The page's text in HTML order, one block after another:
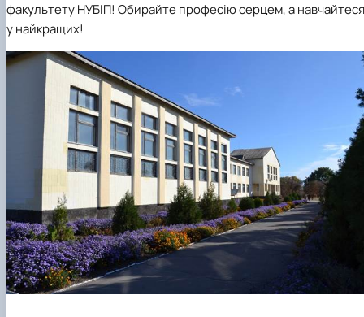
факультету НУБІП! Обирайте професію серцем, а навчайтеся
у найкращих!